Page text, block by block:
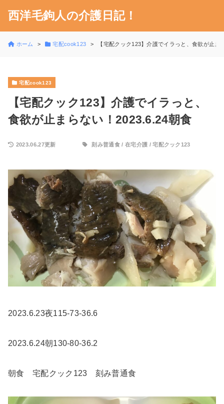
西洋毛鉤人の介護日記！
ホーム 宅配cook123 【宅配クック123】介護でイラっと、食欲が止ま
宅配cook123
【宅配クック123】介護でイラっと、
食欲が止まらない！2023.6.24朝食
2023.06.27更新 刻み普通食/ 在宅介護 /宅配クック123
2023.6.23夜115-73-36.6
2023.6.24朝130-80-36.2
朝食 宅配クック123 刻み普通食